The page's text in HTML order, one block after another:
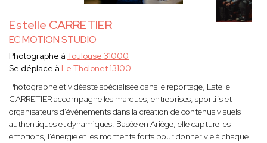
Estelle CARRETIER
EC MOTION STUDIO
Photographe à Toulouse 31000
Se déplace à Le Tholonet 13100
Photographe et vidéaste spécialisée dans le reportage, Estelle
CARRETIER accompagne les marques, entreprises, sportifs et
organisateurs d’événements dans la création de contenus visuels
authentiques et dynamiques. Basée en Ariège, elle capture les
émotions, l’énergie et les moments forts pour donner vie à chaque